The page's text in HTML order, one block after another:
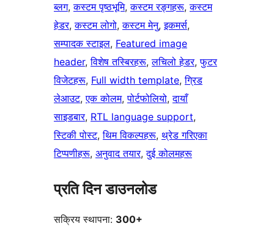
ब्लग, कस्टम पृष्ठभूमि, कस्टम रङ्गहरू, कस्टम
हेडर, कस्टम लोगो, कस्टम मेनु, इकमर्स
सम्पादक स्टाइल, Featured image
header, विशेष तस्बिरहरू, लचिलो हेडर, फुटर
विजेटहरू, Full width template, ग्रिड
लेआउट, एक कोलम, पोर्टफोलियो, दायाँ
साइडबार, RTL language support
स्टिकी पोस्ट, थिम विकल्पहरू, थ्रेड गरिएका
टिप्पणीहरू, अनुवाद तयार, दुई कोलमहरू
प्रति दिन डाउनलोड
सक्रिय स्थापना: 300+